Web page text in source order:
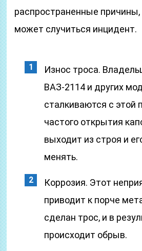
распространенные
может случиться инцидент.
Износ троса.
ВАЗ-2114 и других
сталкиваются с этой
частого открытия
выходит из строя и
менять.
Коррозия. Этот
приводит к порче
сделан трос, и в
происходит обрыв.